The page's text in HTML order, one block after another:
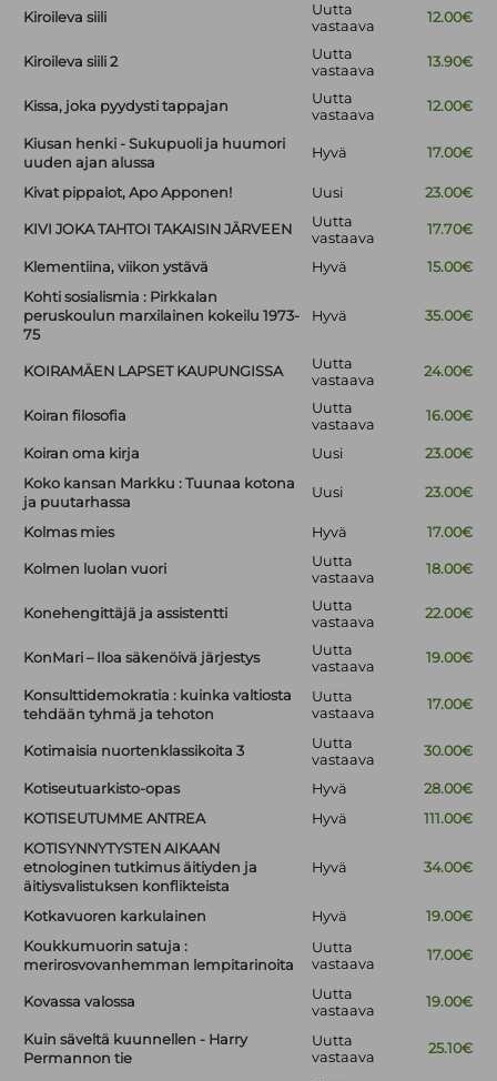
Kiroileva siili
Uutta
vastaava
12.00€
Kiroileva siili 2
Uutta
vastaava
13.90€
Kissa, joka pyydysti tappajan
Uutta
vastaava
12.00€
Kiusan henki - Sukupuoli ja huumori
uuden ajan alussa
Hyvä 17.00€
Kivat pippalot, Apo Apponen! Uusi 23.00€
KIVI JOKA TAHTOI TAKAISIN JÄRVEEN
Uutta
vastaava
17.70€
Klementiina, viikon ystävä Hyvä
15.00€
Kohti sosialismia : Pirkkalan
peruskoulun marxilainen kokeilu 1973-
75
Hyvä 35.00€
KOIRAMÄEN LAPSET KAUPUNGISSA
Uutta
vastaava
24.00€
Koiran filosofia
Uutta
vastaava
16.00€
Koiran oma kirja Uusi
23.00€
Koko kansan Markku : Tuunaa kotona
ja puutarhassa
Uusi 23.00€
Kolmas mies Hyvä 17.00€
Kolmen luolan vuori
Uutta
vastaava
18.00€
Konehengittäjä ja assistentti
Uutta
vastaava
22.00€
KonMari – Iloa säkenöivä järjestys
Uutta
vastaava
19.00€
Konsulttidemokratia : kuinka valtiosta
tehdään tyhmä ja tehoton
Uutta
vastaava
17.00€
Kotimaisia nuortenklassikoita 3
Uutta
vastaava
30.00€
Kotiseutuarkisto-opas Hyvä
28.00€
KOTISEUTUMME ANTREA
Hyvä
111.00€
KOTISYNNYTYSTEN AIKAAN
etnologinen tutkimus äitiyden ja
äitiysvalistuksen konflikteista
Hyvä 34.00€
Kotkavuoren karkulainen Hyvä
19.00€
Koukkumuorin satuja :
merirosvovanhemman lempitarinoita
Uutta
vastaava
17.00€
Kovassa valossa
Uutta
vastaava
19.00€
Kuin säveltä kuunnellen - Harry
Permannon tie
Uutta
vastaava
25.10€